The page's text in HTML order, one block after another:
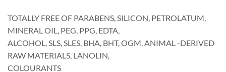
TOTALLY FREE OF PARABENS, SILICON, PETROLATUM,
MINERAL OIL, PEG, PPG, EDTA,
ALCOHOL, SLS, SLES, BHA, BHT, OGM, ANIMAL -DERIVED
RAW MATERIALS, LANOLIN,
COLOURANTS